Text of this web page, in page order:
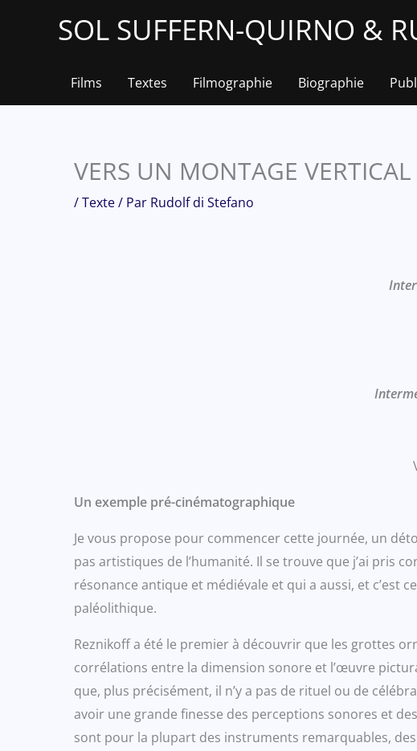
SOL SUFFERN-QUIRNO &
Films Textes Filmographie Biographie
VERS UN MONTAGE
/Texte/ Par Rudolf di Stefano
Un exemple pré-cinématographique
Je vous propose pour commencer cette journée, un
pas artistiques de l’humanité. Il se trouve que j’ai pris
résonance antique et médiévale et qui a aussi, et c’est
paléolithique.
Reznikoff a été le premier à découvrir que les grottes
corrélations entre la dimension sonore et l’œuvre
que, plus précisément, il n’y a pas de rituel ou de
avoir une grande finesse des perceptions sonores et
sont pour la plupart des instruments remarquables,